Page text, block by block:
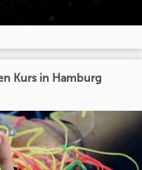
Kurs in Hamburg